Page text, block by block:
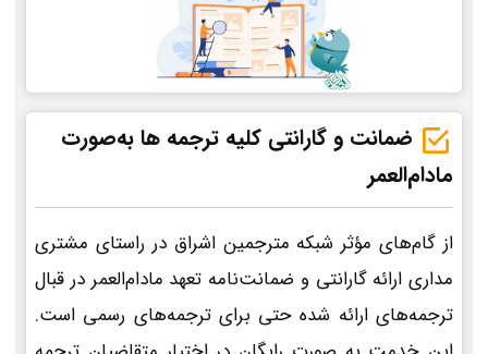
ضمانت و گارانتی کلیه ترجمه ها به‌صورت
مادام‌العمر
از گام‌های مؤثر شبکه مترجمین اشراق در راستای مشتری
مداری ارائه گارانتی و ضمانت‌نامه تعهد مادام‌العمر در قبال
ترجمه‌های ارائه شده حتی برای ترجمه‌های رسمی است.